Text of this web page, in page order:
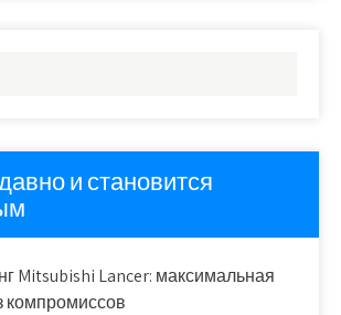
и становится
Mitsubishi Lancer: максимальная
компромиссов